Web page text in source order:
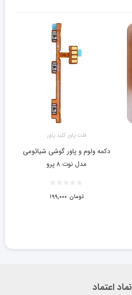
فلت پاور کلید پاور
دکمه ولوم و پاور گوشی شیائومی
مدل نوت ۸ پرو
۱۹۹,۰۰۰ تومان
نماد اعتماد